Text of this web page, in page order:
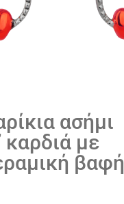
ασήμι
καρδιά με
βαφή